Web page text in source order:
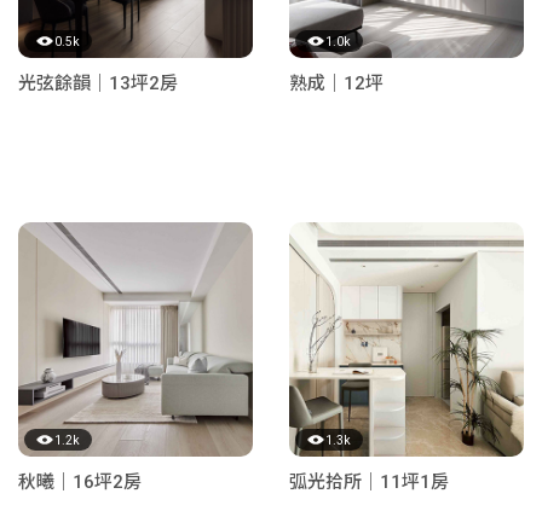
0.5k
光弦餘韻｜13坪2房
1.0k
熟成｜12坪
1.2k
秋曦｜16坪2房
1.3k
弧光拾所｜11坪1房